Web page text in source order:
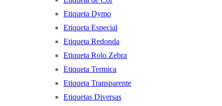
Etiqueta Dymo
Etiqueta Especial
Etiqueta Redonda
Etiqueta Rolo Zebra
Etiqueta Termica
Etiqueta Transparente
Etiquetas Diversas